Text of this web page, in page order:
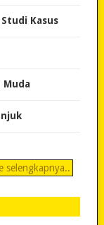
Kasus
Muda
selengkapnya..